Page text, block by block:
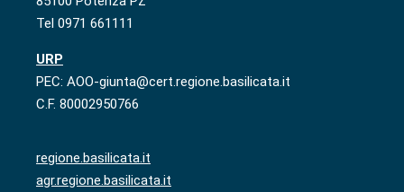
Tel 0971 661111
URP
PEC: AOO-giunta@cert.regione.basilicata.it
C.F. 80002950766
regione.basilicata.it
agr.regione.basilicata.it